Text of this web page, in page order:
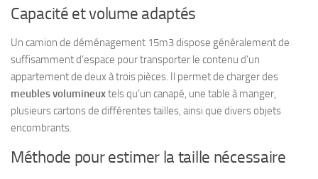
Capacité et volume adaptés
Un camion de déménagement 15m3 dispose généralement de
suffisamment d’espace pour transporter le contenu d’un
appartement de deux à trois pièces. Il permet de charger des
meubles volumineuxtels qu’un canapé, une table à manger,
plusieurs cartons de différentes tailles, ainsi que divers objets
encombrants.
Méthode pour estimer la taille nécessaire